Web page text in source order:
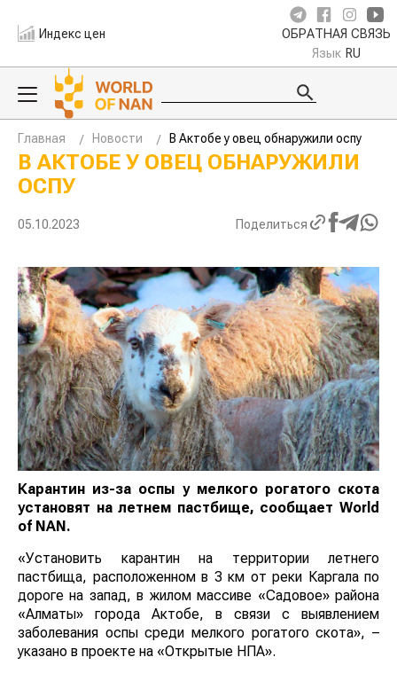
Индекс цен ОБРАТНАЯ СВЯЗЬ
Язык RU
Главная Новости В Актобе у овец обнаружили оспу
В АКТОБЕ У ОВЕЦ ОБНАРУЖИЛИ
ОСПУ
05.10.2023 Поделиться
Карантин из-за оспы у мелкого рогатого скота
установят на летнем пастбище, сообщает World
of NAN.
«Установить карантин на территории летнего
пастбища, расположенном в 3 км от реки Каргала по
дороге на запад, в жилом массиве «Садовое» района
«Алматы» города Актобе, в связи с выявлением
заболевания оспы среди мелкого рогатого скота», –
указано в проекте на «Открытые НПА».